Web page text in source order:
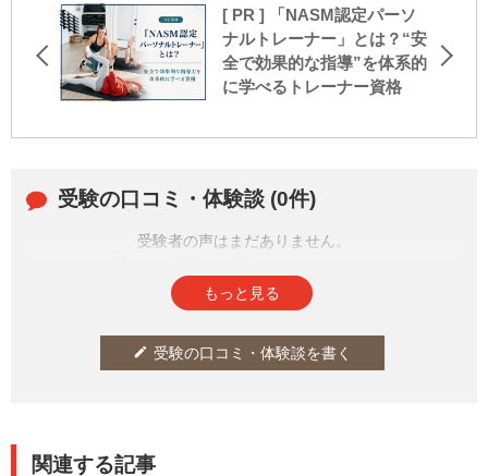
[ PR ] 「NASM認定パーソ
ナルトレーナー」とは？“安
全で効果的な指導”を体系的
に学べるトレーナー資格
受験の口コミ・体験談 (0件)
受験者の声はまだありません。
もっと見る
edit 受験の口コミ・体験談を書く
関連する記事